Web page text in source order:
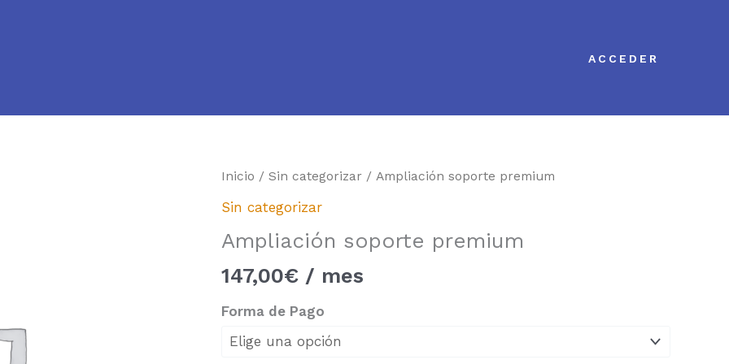
ACCEDER
Inicio / Sin categorizar / Ampliación soporte premium
Sin categorizar
Ampliación soporte premium
147,00€ / mes
Forma de Pago
Ampliación
soporte
cantidad